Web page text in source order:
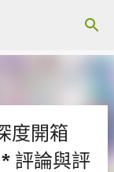
度開箱
評論與評